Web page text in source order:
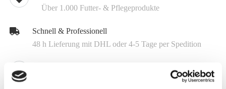
Über 1.000 Futter- & Pflegeprodukte
Schnell & Professionell
48 h Lieferung mit DHL oder 4-5 Tage per Spedition